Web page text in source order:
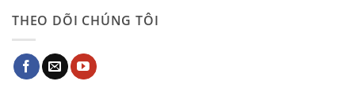
THEO DÕI CHÚNG TÔI